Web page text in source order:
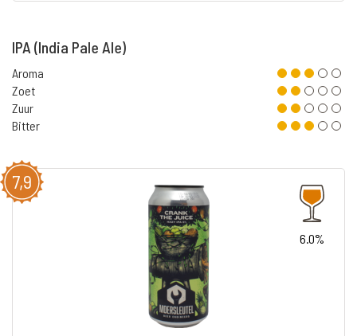
IPA (India Pale Ale)
Aroma
Zoet
Zuur
Bitter
7,9
6.0%